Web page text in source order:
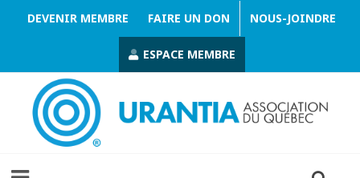
DEVENIR MEMBRE FAIRE UN DON NOUS-JOINDRE
ESPACE MEMBRE